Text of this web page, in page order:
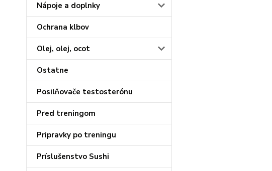
Nápoje a doplnky
Ochrana klbov
Olej, olej, ocot
Ostatne
Posilňovače testosterónu
Pred treningom
Pripravky po treningu
Príslušenstvo Sushi